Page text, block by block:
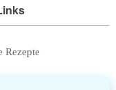
Rezepte